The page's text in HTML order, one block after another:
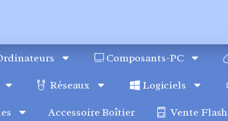
Composants-PC
Réseaux Logiciels
Accessoire Boîtier Vente Flash